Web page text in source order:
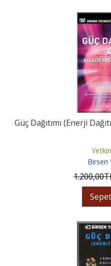
Güç Dağıtımı (Enerji
Birsen
1.200,00